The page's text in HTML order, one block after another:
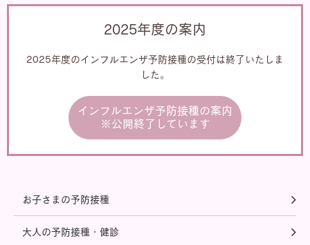
2025年度の案内
2025年度のインフルエンザ予防接種の受付は終了いたしま
した。
インフルエンザ予防接種の案内
※公開終了しています
お子さまの予防接種
大人の予防接種・健診